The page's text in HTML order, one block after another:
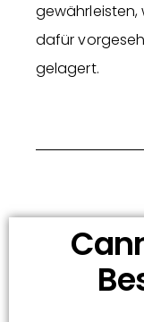
gewährleisten,
dafür
gelagert.